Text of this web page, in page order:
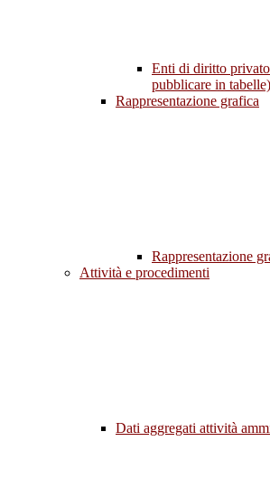
Enti di diritto
pubblicare in tabelle)
Rappresentazione grafica
Rappresentazione
Attività e procedimenti
Dati aggregati attività